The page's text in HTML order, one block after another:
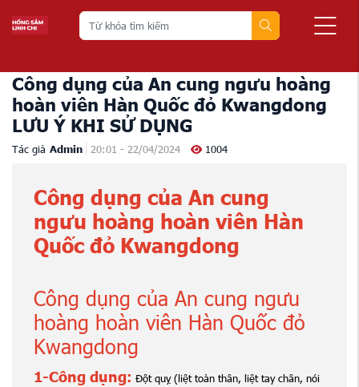
Công dụng của An cung ngưu hoàng
hoàn viên Hàn Quốc đỏ Kwangdong
LƯU Ý KHI SỬ DỤNG
Tác giả Admin 20:01 - 22/04/2024 1004
Công dụng của An cung
ngưu hoàng hoàn viên Hàn
Quốc đỏ Kwangdong
Công dụng của An cung ngưu
hoàng hoàn viên Hàn Quốc đỏ
Kwangdong
1-Công dụng: Đột quỵ (liệt toàn thân, liệt tay chân, nói